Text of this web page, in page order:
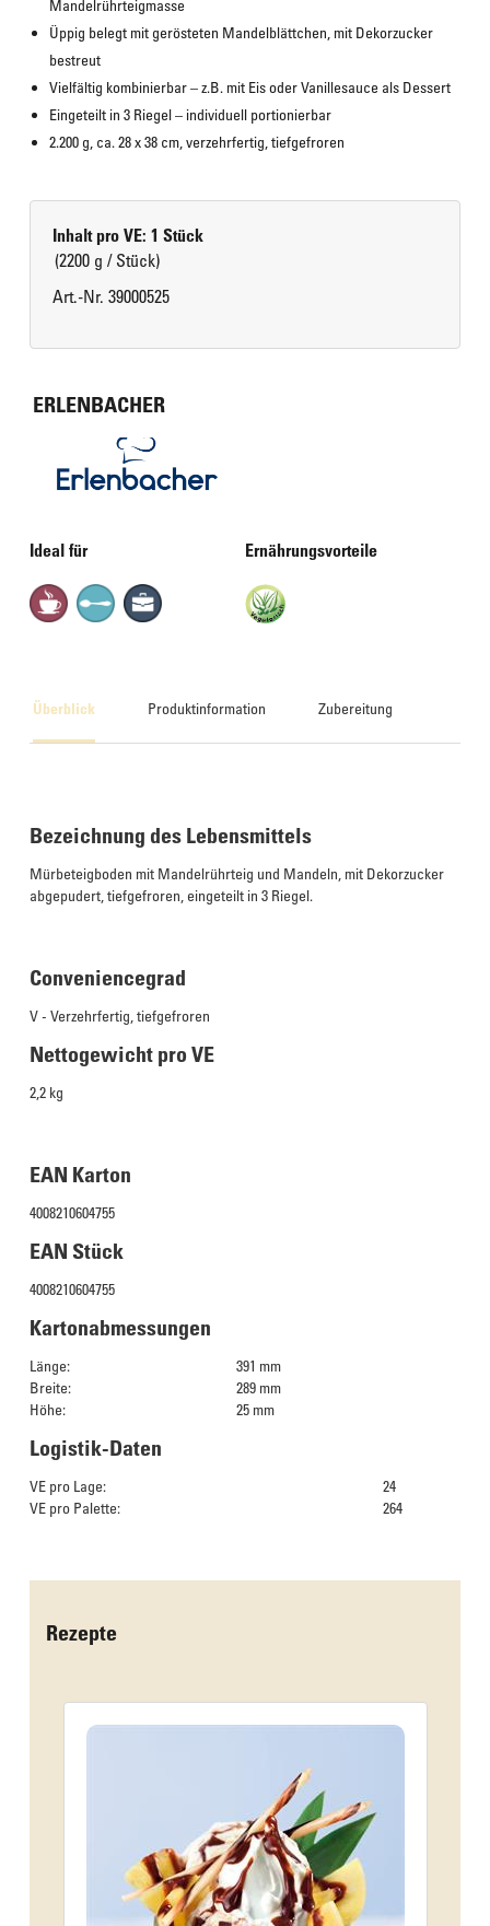
Mandelrührteigmasse
Üppig belegt mit gerösteten Mandelblättchen, mit Dekorzucker
bestreut
Vielfältig kombinierbar – z.B. mit Eis oder Vanillesauce als Dessert
Eingeteilt in 3 Riegel – individuell portionierbar
2.200 g, ca. 28 x 38 cm, verzehrfertig, tiefgefroren
Inhalt pro VE: 1 Stück
(2200 g / Stück)
Art.-Nr. 39000525
ERLENBACHER
Ideal für Ernährungsvorteile
Überblick Produktinformation Zubereitung
Bezeichnung des Lebensmittels
Mürbeteigboden mit Mandelrührteig und Mandeln, mit Dekorzucker
abgepudert, tiefgefroren, eingeteilt in 3 Riegel.
Conveniencegrad
V - Verzehrfertig, tiefgefroren
Nettogewicht pro VE
2,2 kg
EAN Karton
4008210604755
EAN Stück
4008210604755
Kartonabmessungen
Länge:
391 mm
Breite:
289 mm
Höhe:
25 mm
Logistik-Daten
VE pro Lage:
24
VE pro Palette:
264
Rezepte